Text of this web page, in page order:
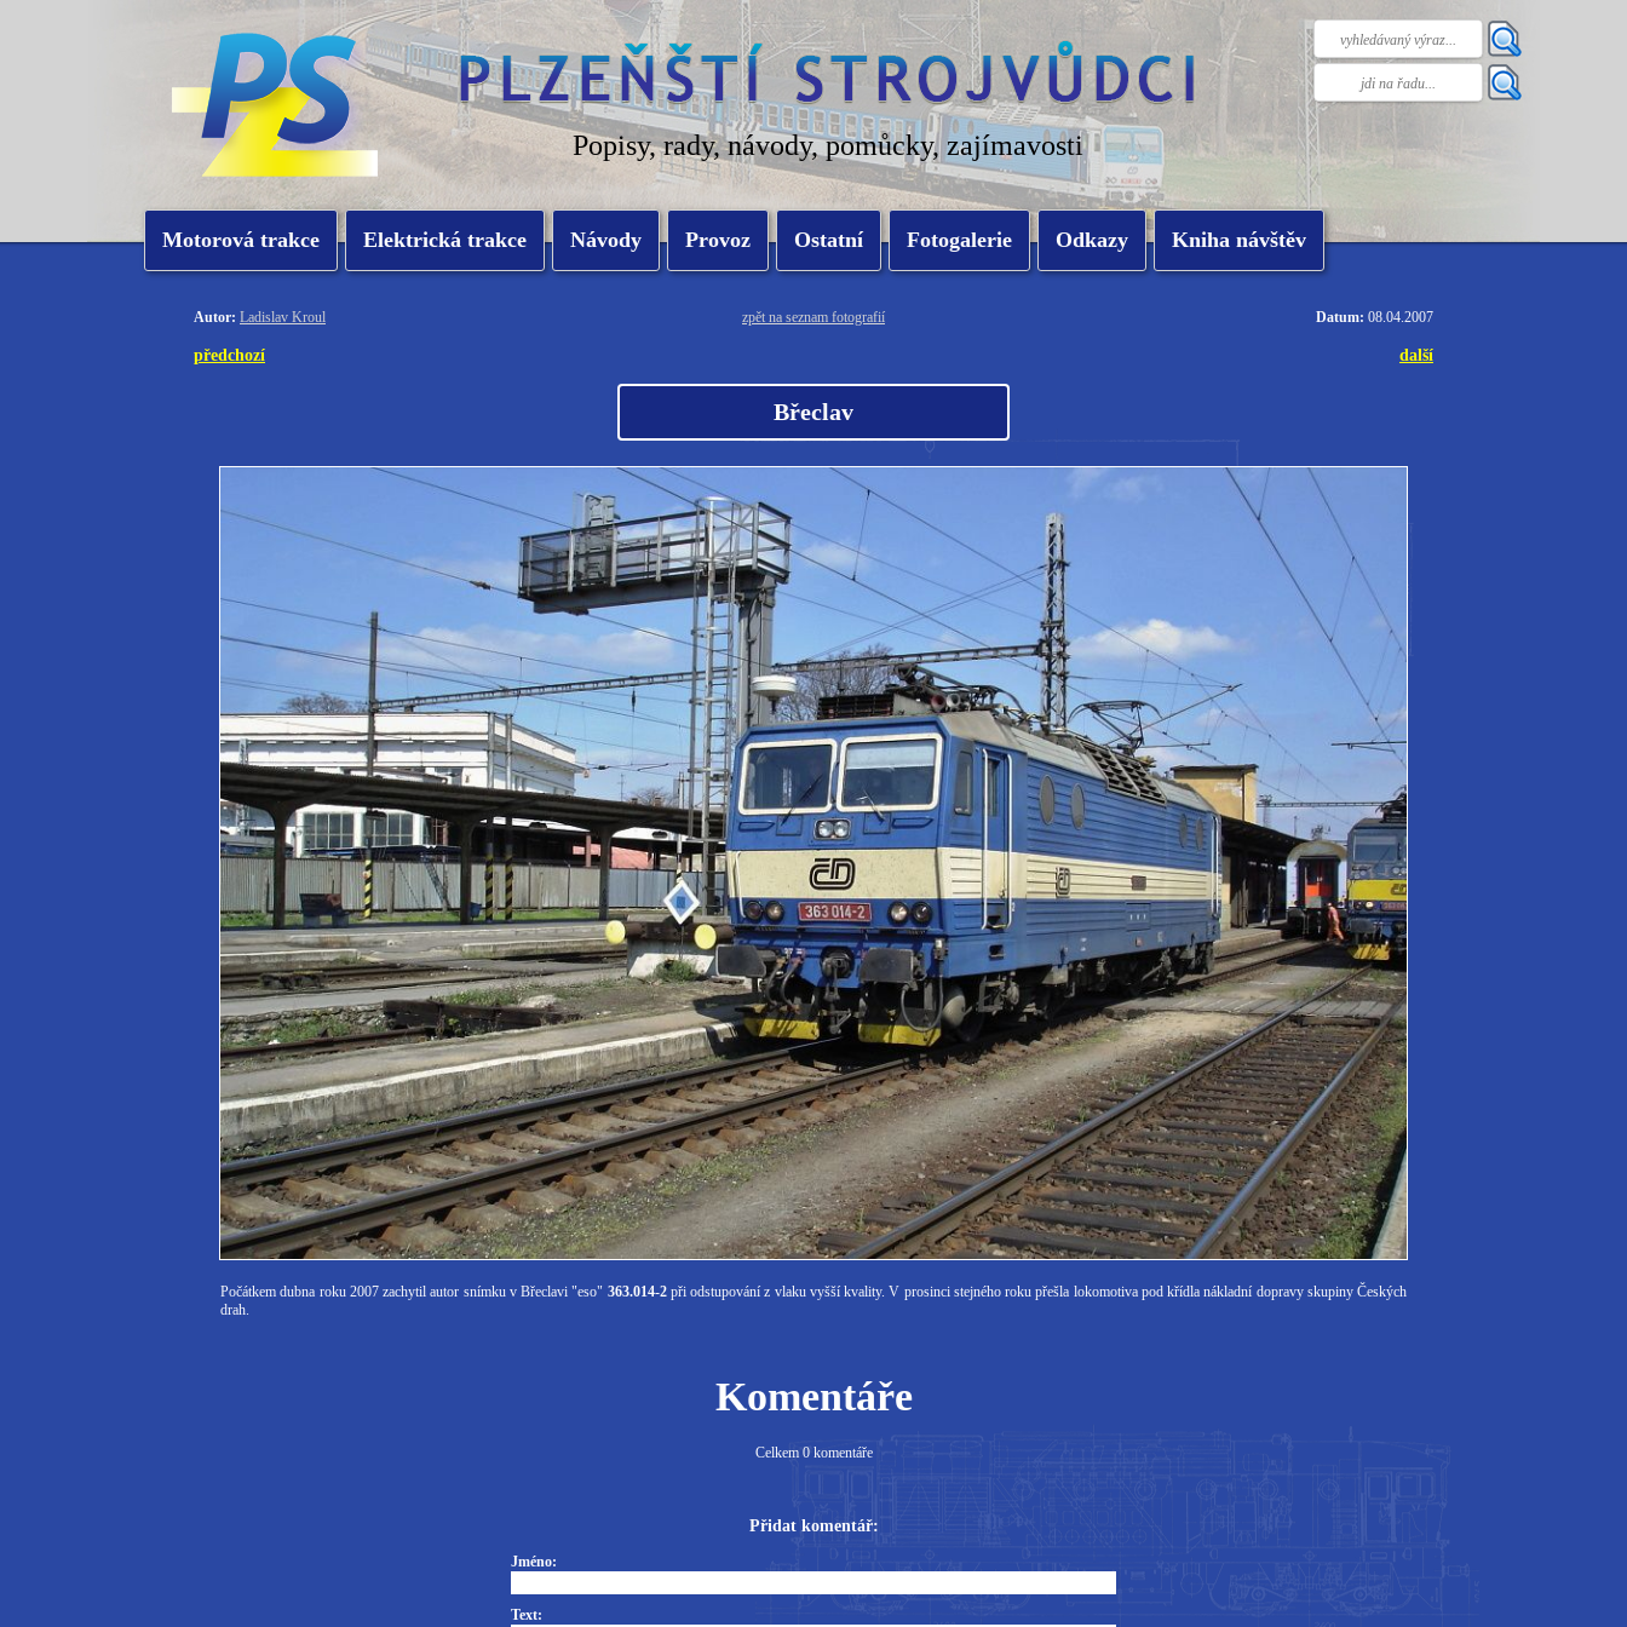
Popisy, rady, návody, pomůcky, zajímavosti
Motorová trakce Elektrická trakce Návody Provoz Ostatní Fotogalerie Odkazy Kniha návštěv
zpět na seznam fotografií
Autor: Ladislav Kroul
předchozí
Datum: 08.04.2007
další
Břeclav
Počátkem dubna roku 2007 zachytil autor snímku v Břeclavi "eso" 363.014-2při odstupování z vlaku vyšší kvality. V prosinci stejného roku přešla lokomotiva pod křídla nákladní dopravy skupiny Českých
drah.
Komentáře
Celkem 0 komentáře
Přidat komentář:
Jméno:
Text: